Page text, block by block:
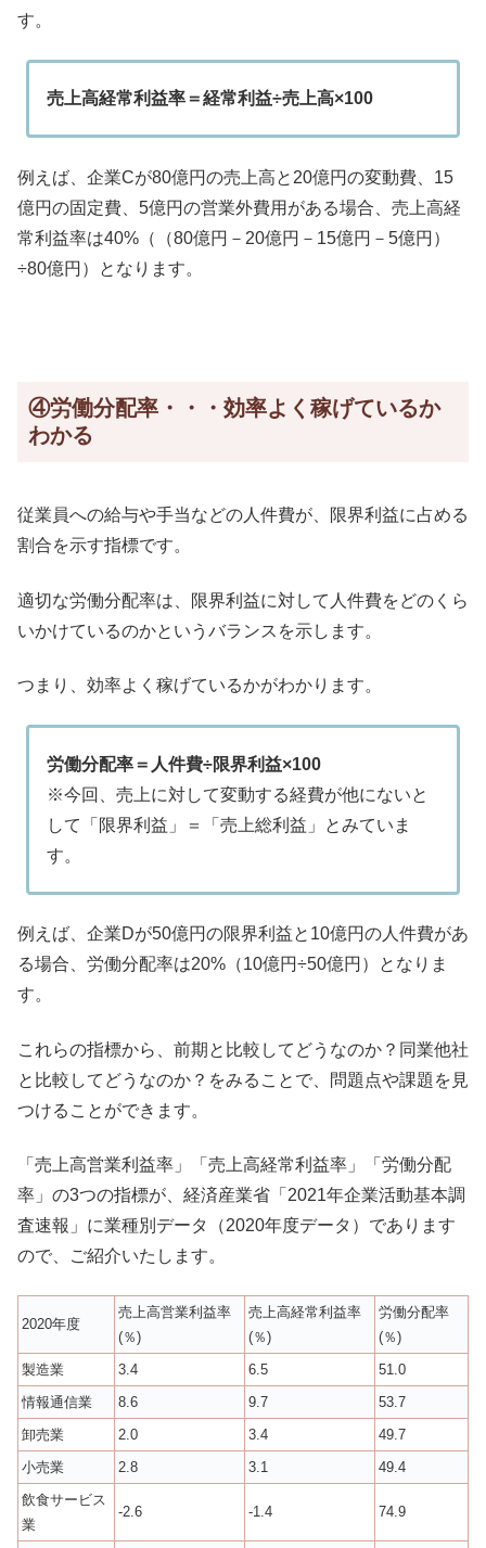
す。
売上高経常利益率＝経常利益÷売上高×100
例えば、企業Cが80億円の売上高と20億円の変動費、15
億円の固定費、5億円の営業外費用がある場合、売上高経
常利益率は40%（（80億円－20億円－15億円－5億円）
÷80億円）となります。
④労働分配率・・・効率よく稼げているか
わかる
従業員への給与や手当などの人件費が、限界利益に占める
割合を示す指標です。
適切な労働分配率は、限界利益に対して人件費をどのくら
いかけているのかというバランスを示します。
つまり、効率よく稼げているかがわかります。
労働分配率＝人件費÷限界利益×100
※今回、売上に対して変動する経費が他にないと
して「限界利益」＝「売上総利益」とみていま
す。
例えば、企業Dが50億円の限界利益と10億円の人件費があ
る場合、労働分配率は20%（10億円÷50億円）となりま
す。
これらの指標から、前期と比較してどうなのか？同業他社
と比較してどうなのか？をみることで、問題点や課題を見
つけることができます。
「売上高営業利益率」「売上高経常利益率」「労働分配
率」の3つの指標が、経済産業省「2021年企業活動基本調
査速報」に業種別データ（2020年度データ）であります
ので、ご紹介いたします。
2020年度
売上高営業利益率
(％)
売上高経常利益率
(％)
労働分配率
(％)
製造業
3.4 6.5
51.0
情報通信業
8.6 9.7
53.7
卸売業
2.0 3.4
49.7
小売業
2.8 3.1
49.4
飲食サービス
業
-2.6 -1.4 74.9